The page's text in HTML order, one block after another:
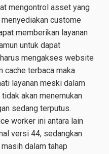
mengontrol asset yang
custome
memberikan layanan
untuk dapat
mengakses website
cache terbaca maka
layanan meski dalam
akan menemukan
sedang terputus.
worker ini antara lain
versi 44, sedangkan
dalam tahap